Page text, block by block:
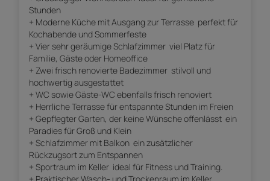
Stunden
+ Moderne Küche mit Ausgang zur Terrasse  perfekt für
Kochabende und Sommerfeste
+ Vier sehr geräumige Schlafzimmer  viel Platz für
Familie, Gäste oder Homeoffice
+ Zwei frisch renovierte Badezimmer  stilvoll und
hochwertig ausgestattet
+ WC sowie Gäste-WC ebenfalls frisch renoviert
+ Herrliche Terrasse für entspannte Stunden im Freien
+ Gepflegter Garten, der keine Wünsche offenlässt  ein
Paradies für Groß und Klein
+ Schlafzimmer mit Balkon  ein zusätzlicher
Rückzugsort zum Entspannen
+ Sportraum im Keller  ideal für Fitness und Training.